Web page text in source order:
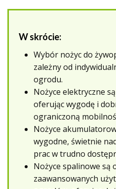
W skrócie:
Wybór nożyc do
zależny od
ogrodu.
Nożyce elektryczne
oferując wygodę i
ograniczoną
Nożyce
wygodne, świetnie
prac w trudno
Nożyce spalinowe są
zaawansowanych